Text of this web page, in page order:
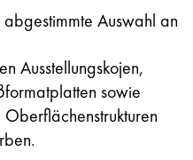
Auswahl an
Ausstellungskojen,
sowie